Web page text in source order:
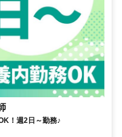
！週2日～勤務♪